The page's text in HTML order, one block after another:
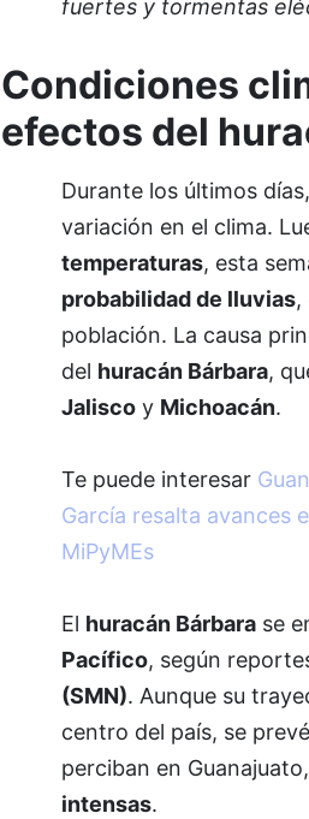
fuertes y tormentas
Condiciones
efectos del
Durante los últimos días,
variación en el clima.
temperaturas, esta
probabilidad de lluvias,
población. La causa
del huracán Bárbara,
Jaliscoy Michoacán.
Te puede interesar
García resalta avances
MiPyMEs
El huracán Bárbarase
Pacífico, según
(SMN). Aunque su
centro del país, se
perciban en
intensas.